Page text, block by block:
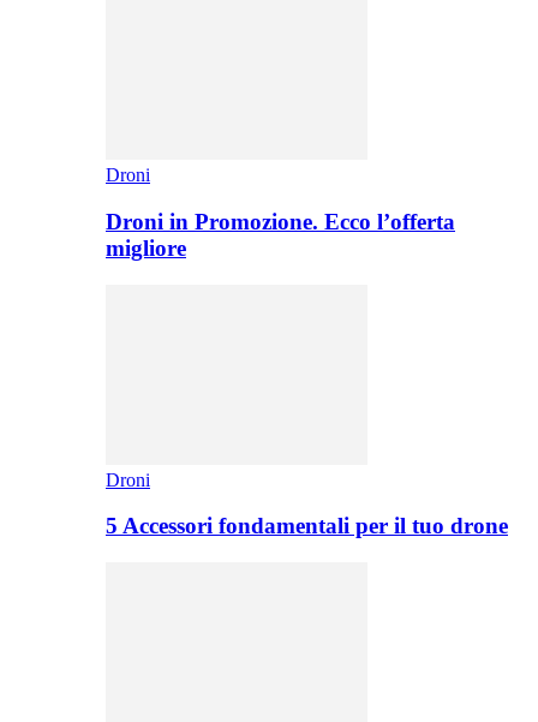
Droni
Droni in Promozione. Ecco l’offerta
migliore
Droni
5 Accessori fondamentali per il tuo drone